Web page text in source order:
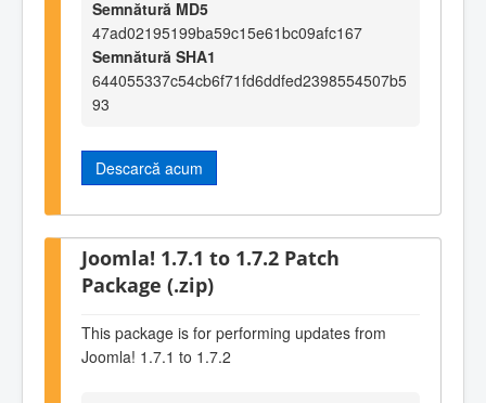
Semnătură MD5
47ad02195199ba59c15e61bc09afc167
Semnătură SHA1
644055337c54cb6f71fd6ddfed2398554507b5
93
Descarcă acum
Joomla! 1.7.1 to 1.7.2 Patch
Package (.zip)
This package is for performing updates from
Joomla! 1.7.1 to 1.7.2